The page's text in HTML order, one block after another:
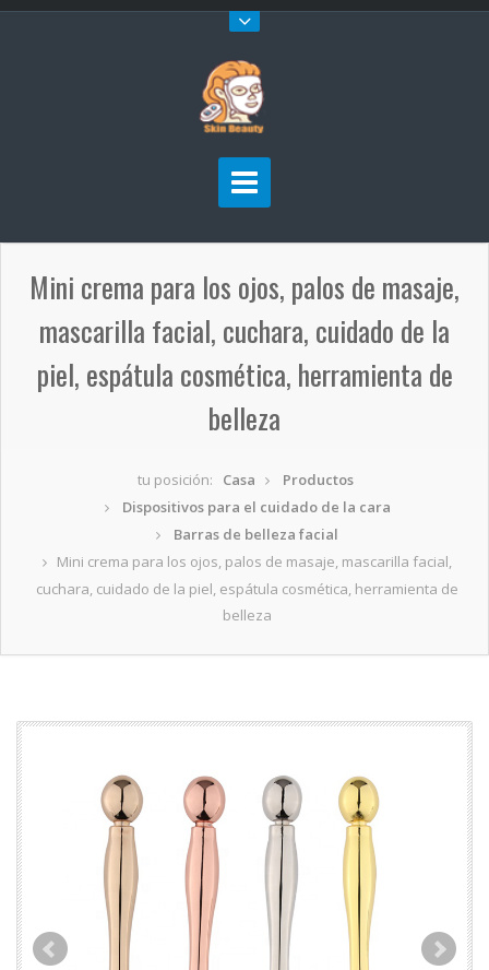
Mini crema para los ojos, palos de masaje,
mascarilla facial, cuchara, cuidado de la
piel, espátula cosmética, herramienta de
belleza
tu posición: Casa
Productos
Dispositivos para el cuidado de la cara
Barras de belleza facial
Mini crema para los ojos, palos de masaje, mascarilla facial,
cuchara, cuidado de la piel, espátula cosmética, herramienta de
belleza